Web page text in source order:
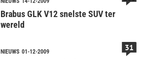
Brabus GLK V12 snelste SUV ter
wereld
NIEUWS 01-12-2009 31